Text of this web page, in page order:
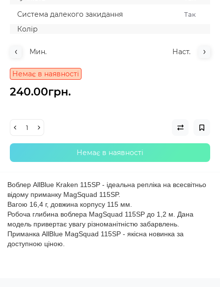
Система далекого закидання Так
Колiр
Мин. Наст.
Немає в наявності
240.00грн.
Немає в наявності
Воблер AllBlue Kraken 115SP - ідеальна репліка на всесвітньо
відому приманку MagSquad 115SP.
Вагою 16,4 г, довжина корпусу 115 мм.
Робоча глибина воблера MagSquad 115SP до 1,2 м. Дана
модель привертає увагу різноманітністю забарвлень.
Приманка AllBlue MagSquad 115SP - якісна новинка за
доступною ціною.